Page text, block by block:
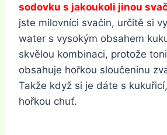
sodovku s jakoukoli jinou
jste milovníci svačin, určitě si
water s vysokým obsahem
skvělou kombinaci, protože
obsahuje hořkou sloučeninu
Takže když si je dáte s
hořkou chuť.